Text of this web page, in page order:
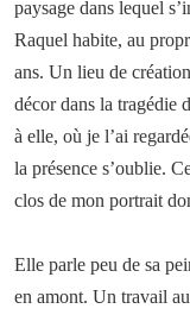
paysage dans lequel
Raquel habite, au
ans. Un lieu de
décor dans la tragédie
à elle, où je l’ai
la présence s’oublie.
clos de mon portrait
Elle parle peu de sa
en amont. Un travail